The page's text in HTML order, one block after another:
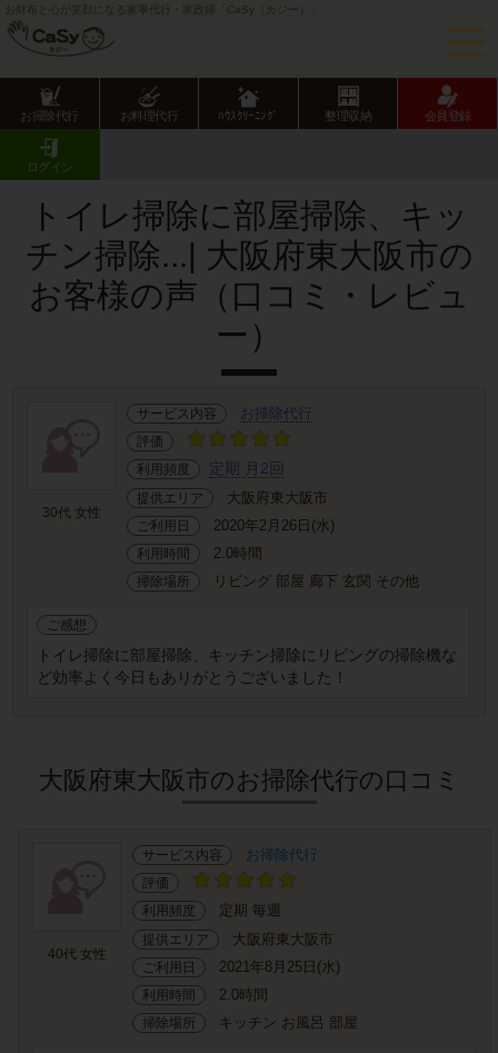
お財布と心が笑顔になる家事代行・家政婦「CaSy（カジー）」
お掃除代行 お料理代行 ﾊｳｽｸﾘｰﾆﾝｸﾞ 整理収納 会員登録
ログイン
CaSy TOP
お客様の声･口コミ詳細
トイレ掃除に部屋掃除、キッ
チン掃除...| 大阪府東大阪市の
お客様の声（口コミ・レビュ
ー）
30代 女性
サービス内容 お掃除代行
評価
利用頻度
定期 月2回
提供エリア 大阪府東大阪市
ご利用日 2020年2月26日(水)
利用時間 2.0時間
掃除場所 リビング 部屋 廊下 玄関 その他
ご感想
トイレ掃除に部屋掃除、キッチン掃除にリビングの掃除機な
ど効率よく今日もありがとうございました！
大阪府東大阪市のお掃除代行の口コミ
40代 女性
サービス内容 お掃除代行
評価
利用頻度
定期 毎週
提供エリア 大阪府東大阪市
ご利用日 2021年8月25日(水)
利用時間 2.0時間
掃除場所 キッチン お風呂 部屋